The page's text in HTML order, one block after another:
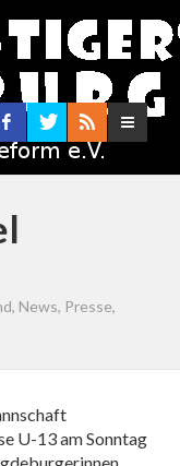
, News, Presse,
U-13 am Sonntag